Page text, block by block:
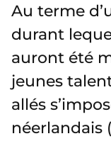
Au terme
durant
auront été
jeunes
allés
néerlandais